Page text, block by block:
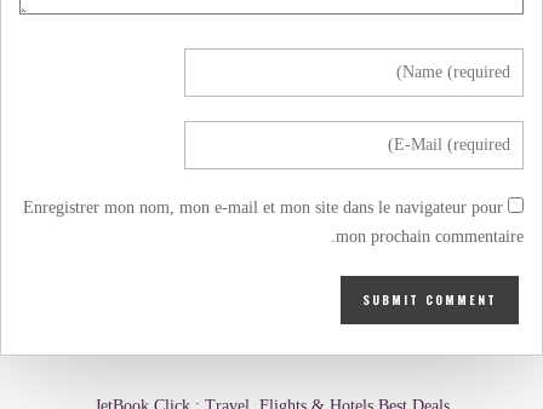
Enregistrer mon nom, mon e-mail et mon site dans le navigateur pour
mon prochain commentaire.